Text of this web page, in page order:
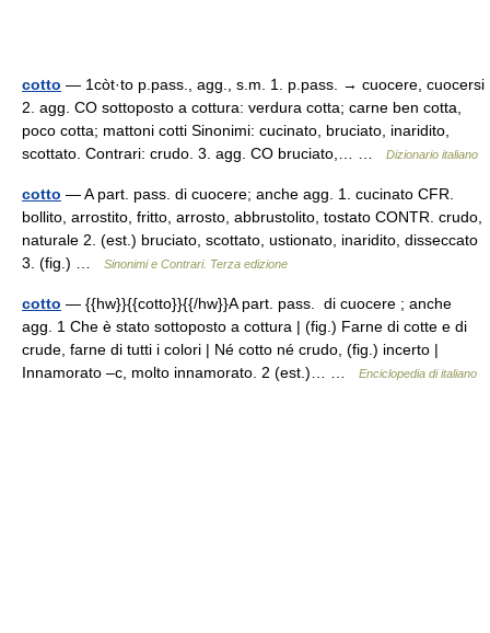
cotto — 1còt·to p.pass., agg., s.m. 1. p.pass. → cuocere, cuocersi
2. agg. CO sottoposto a cottura: verdura cotta; carne ben cotta,
poco cotta; mattoni cotti Sinonimi: cucinato, bruciato, inaridito,
scottato. Contrari: crudo. 3. agg. CO bruciato,… …
Dizionario italiano
cotto — A part. pass. di cuocere; anche agg. 1. cucinato CFR.
bollito, arrostito, fritto, arrosto, abbrustolito, tostato CONTR. crudo,
naturale 2. (est.) bruciato, scottato, ustionato, inaridito, disseccato
3. (fig.) …
Sinonimi e Contrari. Terza edizione
cotto — {{hw}}{{cotto}}{{/hw}}A part. pass. di cuocere ; anche
agg. 1 Che è stato sottoposto a cottura | (fig.) Farne di cotte e di
crude, farne di tutti i colori | Né cotto né crudo, (fig.) incerto |
Innamorato –c, molto innamorato. 2 (est.)… …
Enciclopedia di italiano